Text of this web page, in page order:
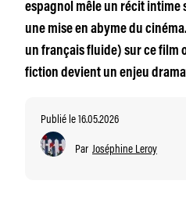
espagnol mêle un récit intime
une mise en abyme du
un français fluide) sur ce film
fiction devient un enjeu
Publié le 16.05.2026
Par Joséphine Leroy